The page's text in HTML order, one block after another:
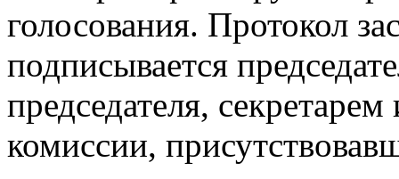
голосования. Протокол
подписывается
председателя,
комиссии,